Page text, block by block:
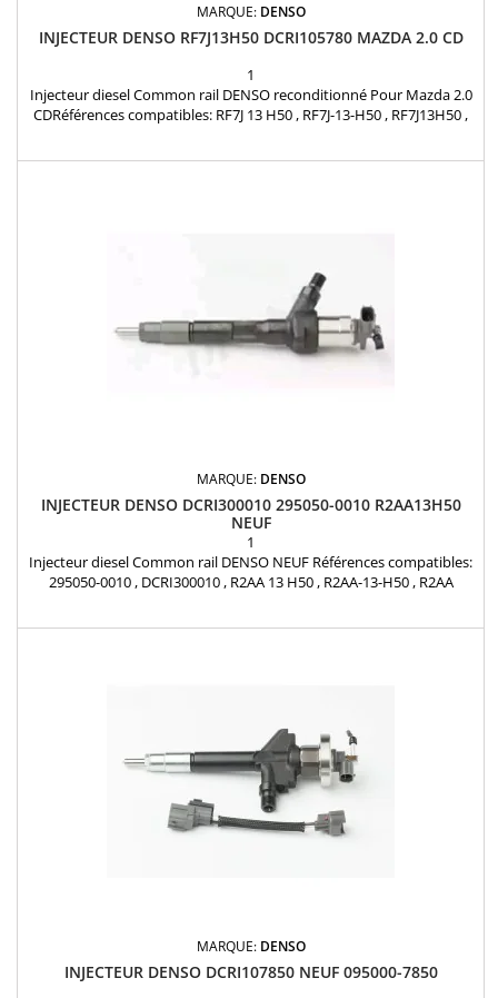
MARQUE: DENSO
INJECTEUR DENSO RF7J13H50 DCRI105780 MAZDA 2.0 CD
1
Injecteur diesel Common rail DENSO reconditionné Pour Mazda 2.0
CDRéférences compatibles: RF7J 13 H50 , RF7J-13-H50 , RF7J13H50 ,
MARQUE: DENSO
INJECTEUR DENSO DCRI300010 295050-0010 R2AA13H50
NEUF
1
Injecteur diesel Common rail DENSO NEUF Références compatibles:
295050-0010 , DCRI300010 , R2AA 13 H50 , R2AA-13-H50 , R2AA
MARQUE: DENSO
INJECTEUR DENSO DCRI107850 NEUF 095000-7850